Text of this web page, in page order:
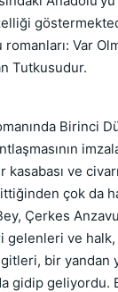
Var
Tutkusudur.
Birinci
kasabası ve
çok da
Çerkes
gelenleri ve
bir yandan
gidip geliyordu.